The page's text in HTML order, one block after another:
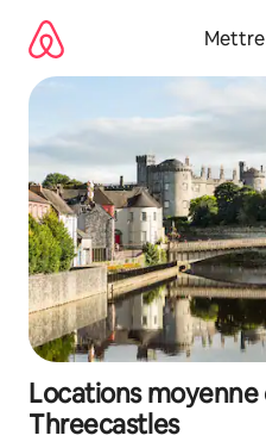
directement
contenu
Locations
Threecastles